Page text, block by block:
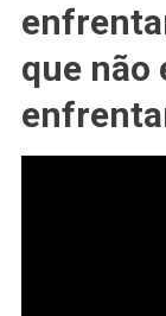
que não